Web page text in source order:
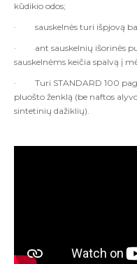
kūdikio odos;
·
sauskelnės turi išpjovą
·
ant sauskelnių išorinės
sauskelnėms keičia spalvą į
·
Turi STANDARD 100
pluošto ženklą (be naftos
sintetinių dažiklių).